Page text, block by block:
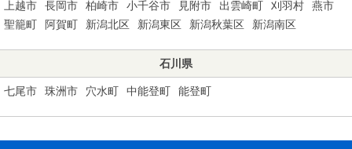
上越市 長岡市 柏崎市 小千谷市 見附市 出雲崎町 刈羽村
燕市
聖籠町
阿賀町 新潟北区 新潟東区 新潟秋葉区 新潟南区
石川県
七尾市 珠洲市 穴水町 中能登町 能登町